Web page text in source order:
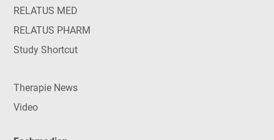
RELATUS MED
RELATUS PHARM
Study Shortcut
Therapie News
Video